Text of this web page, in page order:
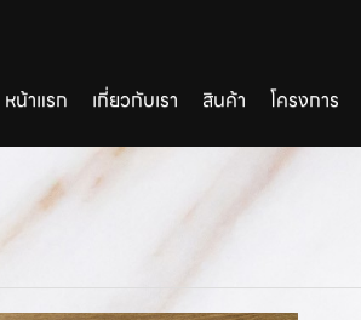
หน้าแรก เกี่ยวกับเรา สินค้า โครงการ